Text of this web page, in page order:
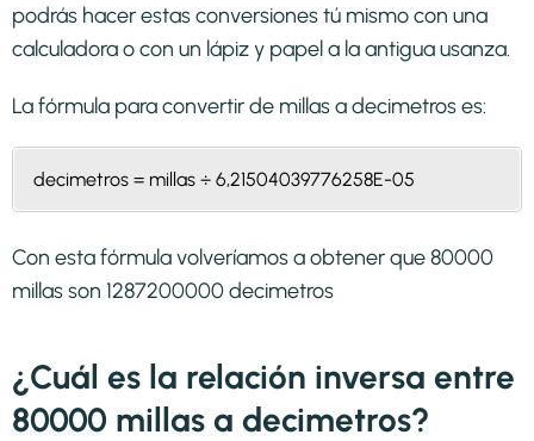
podrás hacer estas conversiones tú mismo con una
calculadora o con un lápiz y papel a la antigua usanza.
La fórmula para convertir de millas a decimetroses:
decimetros = millas ÷ 6,21504039776258E-05
Con esta fórmula volveríamos a obtener que 80000
millas son 1287200000 decimetros
¿Cuál es la relación inversa entre
80000 millas a decimetros?